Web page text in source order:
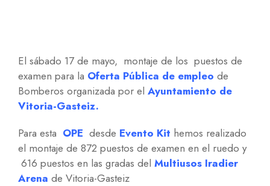
El sábado 17 de mayo, montaje de los puestos de
examen para la Oferta Pública de empleo de
Bomberos organizada por el Ayuntamiento de
Vitoria-Gasteiz.
Para esta OPE desde Evento Kit hemos realizado
el montaje de 872 puestos de examen en el ruedo y
616 puestos en las gradas del Multiusos Iradier
Arena de Vitoria-Gasteiz